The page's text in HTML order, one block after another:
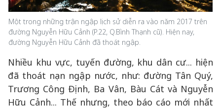
Một trong những trận ngập lịch sử diễn ra vào năm 2017 trên
đường Nguyễn Hữu Cảnh (P.22, Q.Bình Thạnh cũ). Hiện nay,
đường Nguyễn Hữu Cảnh đã thoát ngập.
Nhiều khu vực, tuyến đường, khu dân cư... hiện
đã thoát nạn ngập nước, như: đường Tân Quý,
Trương Công Định, Ba Vân, Bàu Cát và Nguyễn
Hữu Cảnh... Thế nhưng, theo báo cáo mới nhất